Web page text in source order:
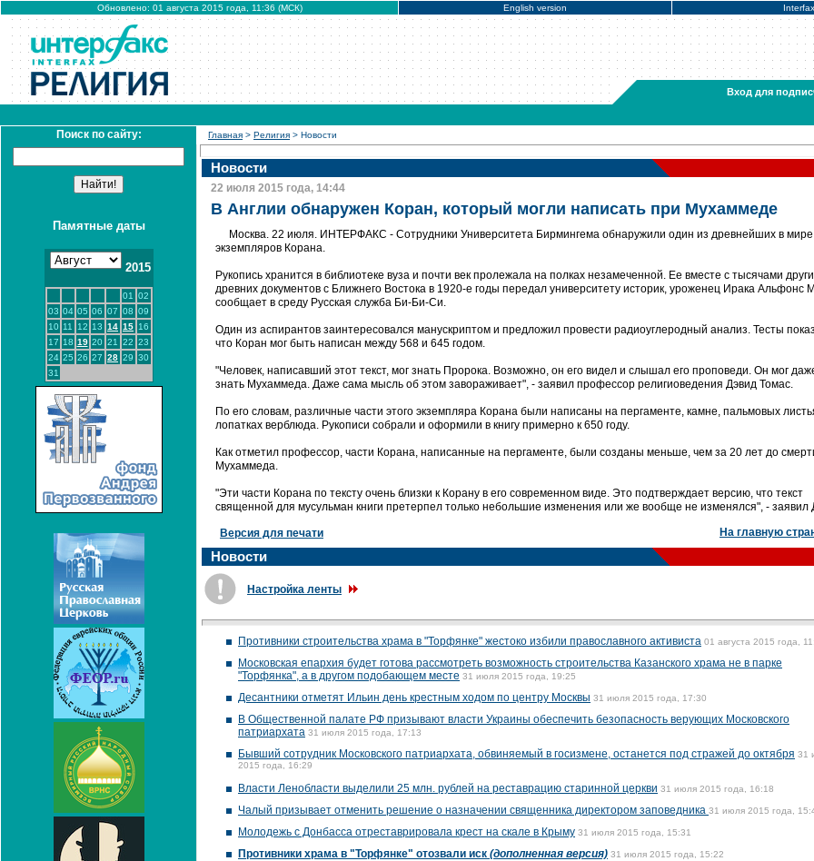
Обновлено: 01 августа 2015 года, 11:36 (МСК) English version
Вход для
Поиск по сайту:
Памятные даты
2015
01
02
03 04 05 06 07 08 09
10 11 12 13 14 15 16
17 18 19 20 21 22 23
24 25 26 27 28 29 30
31
Главная > Религия > Новости
Новости
22 июля 2015 года, 14:44
В Англии обнаружен Коран, который могли написать при Мухаммеде
Москва. 22 июля. ИНТЕРФАКС - Сотрудники Университета Бирмингема обнаружили один из древнейших в мире
экземпляров Корана.
Рукопись хранится в библиотеке вуза и почти век пролежала на полках незамеченной. Ее вместе с тысячами
древних документов с Ближнего Востока в 1920-е годы передал университету историк, уроженец Ирака Альфонс
сообщает в среду Русская служба Би-Би-Си.
Один из аспирантов заинтересовался манускриптом и предложил провести радиоуглеродный анализ. Тесты
что Коран мог быть написан между 568 и 645 годом.
"Человек, написавший этот текст, мог знать Пророка. Возможно, он его видел и слышал его проповеди. Он мог
знать Мухаммеда. Даже сама мысль об этом завораживает", - заявил профессор религиоведения Дэвид Томас.
По его словам, различные части этого экземпляра Корана были написаны на пергаменте, камне, пальмовых
лопатках верблюда. Рукописи собрали и оформили в книгу примерно к 650 году.
Как отметил профессор, части Корана, написанные на пергаменте, были созданы меньше, чем за 20 лет до
Мухаммеда.
"Эти части Корана по тексту очень близки к Корану в его современном виде. Это подтверждает версию, что текст
священной для мусульман книги претерпел только небольшие изменения или же вообще не изменялся", - заявил
Версия для печати На главную
Новости
Настройка ленты
Противники строительства храма в "Торфянке" жестоко избили православного активиста 01 августа 2015 года,
Московская епархия будет готова рассмотреть возможность строительства Казанского храма не в парке
"Торфянка", а в другом подобающем месте 31 июля 2015 года, 19:25
Десантники отметят Ильин день крестным ходом по центру Москвы 31 июля 2015 года, 17:30
В Общественной палате РФ призывают власти Украины обеспечить безопасность верующих Московского
патриархата 31 июля 2015 года, 17:13
Бывший сотрудник Московского патриархата, обвиняемый в госизмене, останется под стражей до октября 31
2015 года, 16:29
Власти Ленобласти выделили 25 млн. рублей на реставрацию старинной церкви 31 июля 2015 года, 16:18
Чалый призывает отменить решение о назначении священника директором заповедника 31 июля 2015 года,
Молодежь с Донбасса отреставрировала крест на скале в Крыму 31 июля 2015 года, 15:31
Противники храма в "Торфянке" отозвали иск (дополненная версия) 31 июля 2015 года, 15:22